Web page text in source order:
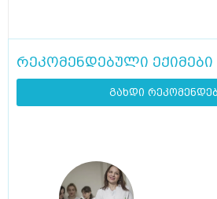
რეკომენდებული ექიმები
გახდი